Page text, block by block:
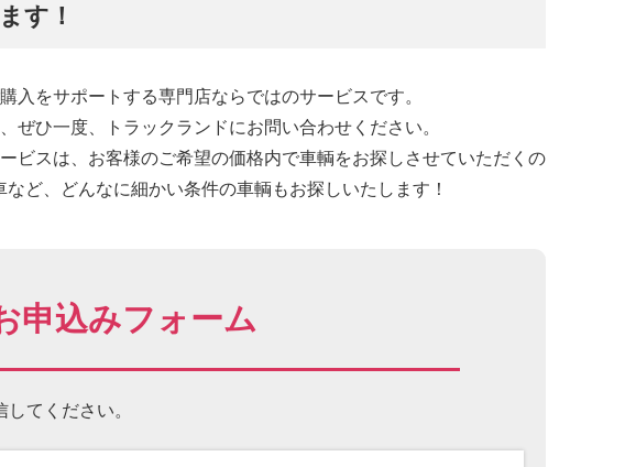
す！
をサポートする専門店ならではのサービスです。
ひ一度、トラックランドにお問い合わせください。
ビスは、お客様のご希望の価格内で車輌をお探しさせていただくの
ど、どんなに細かい条件の車輌もお探しいたします！
申込みフォーム
してください。